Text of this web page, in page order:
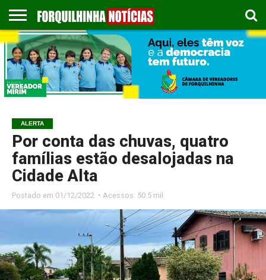
COLUNISTAS
EMPREGOS
ESPORTES
PUBLICAÇÃO
LEGAL
GASTRONOMIA
CONTATO
ALERTA
Por conta das chuvas, quatro
famílias estão desalojadas na
Cidade Alta
Postado em 01/12/2022 ◔ Acessos: 50.5 mil